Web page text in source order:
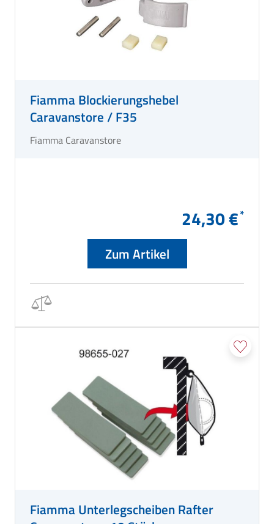
Fiamma Blockierungshebel
Caravanstore / F35
Fiamma Caravanstore
24,30 €
Zum Artikel
Fiamma Unterlegscheiben Rafter